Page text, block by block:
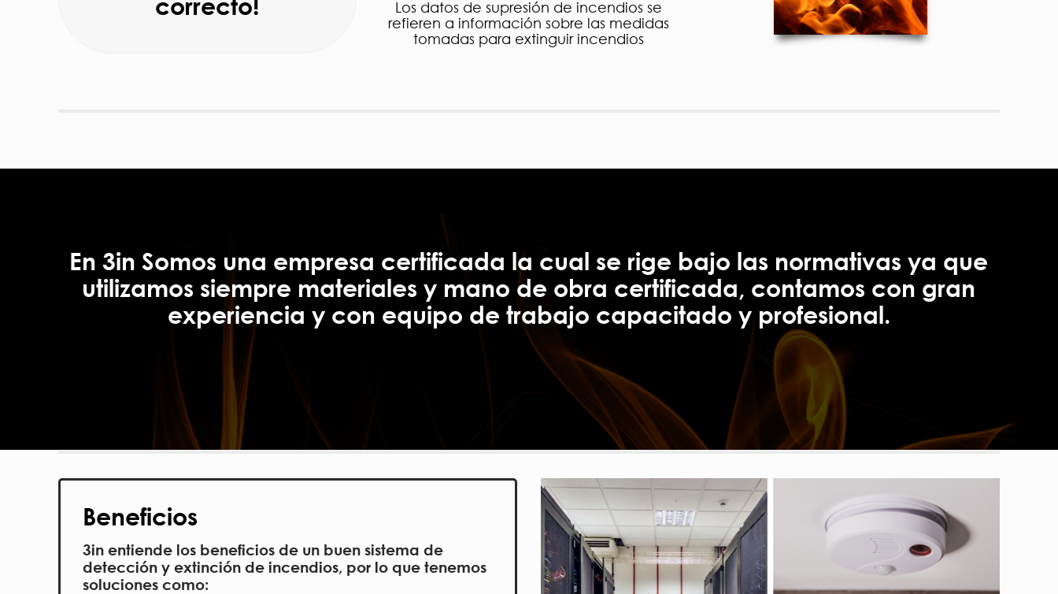
Los datos de supresión de incendios se
refieren a información sobre las medidas
tomadas para extinguir incendios
En 3in Somos una empresa certificada la cual se rige bajo las normativas ya que
utilizamos siempre materiales y mano de obra certificada, contamos con gran
experiencia y con equipo de trabajo capacitado y profesional.
Beneficios
3in entiende los beneficios de un buen sistema de
detección y extinción de incendios, por lo que tenemos
soluciones como: